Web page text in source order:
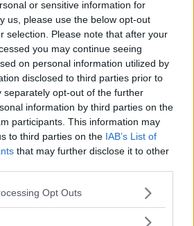
or sensitive information for
us, please use the below opt-out
selection. Please note that after your
you may continue seeing
on personal information utilized by
disclosed to third parties prior to
separately opt-out of the further
information by third parties on the
participants. This information may
to third parties on the IAB’s List of
that may further disclose it to other
app uses one or more Google
or usage behaviour. You may click to
Opt Outs
e mettete la padella in forno
25 minuti.
lasciate riposare la paella per
servite nel recipiente stesso.
a leggere dopo la pubblicità
di calamari